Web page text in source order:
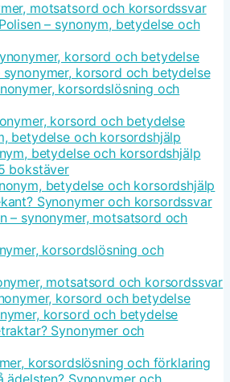
motsatsord och korsordssvar
– synonym, betydelse och
korsord och betydelse
synonymer, korsord och betydelse
korsordslösning och
korsord och betydelse
betydelse och korsordshjälp
betydelse och korsordshjälp
bokstäver
betydelse och korsordshjälp
Synonymer och korsordssvar
– synonymer, motsatsord och
korsordslösning och
motsatsord och korsordssvar
korsord och betydelse
korsord och betydelse
Synonymer och
korsordslösning och förklaring